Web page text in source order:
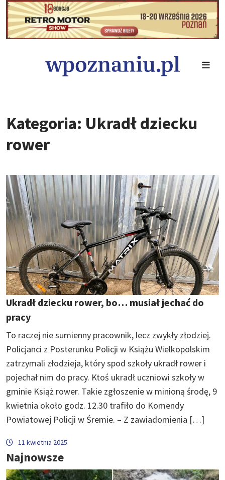
Kategoria: Ukradł dziecku
rower
Ukradł dziecku rower, bo… musiał jechać do
pracy
To raczej nie sumienny pracownik, lecz zwykły złodziej.
Policjanci z Posterunku Policji w Książu Wielkopolskim
zatrzymali złodzieja, który spod szkoły ukradł rower i
pojechał nim do pracy. Ktoś ukradł uczniowi szkoły w
gminie Książ rower. Takie zgłoszenie w minioną środę, 9
kwietnia około godz. 12.30 trafiło do Komendy
Powiatowej Policji w Śremie. – Z zawiadomienia […]
11 kwietnia 2025
Najnowsze